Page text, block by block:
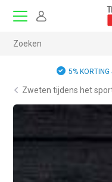
Zweten tijdens het